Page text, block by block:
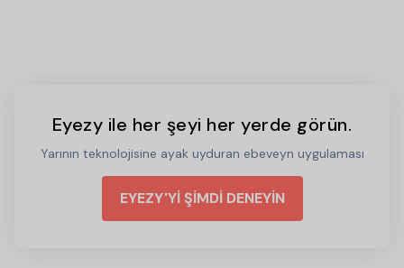
Eyezy ile her şeyi her yerde görün.
Yarının teknolojisine ayak uyduran ebeveyn uygulaması
EYEZY'Yİ ŞİMDİ DENEYİN